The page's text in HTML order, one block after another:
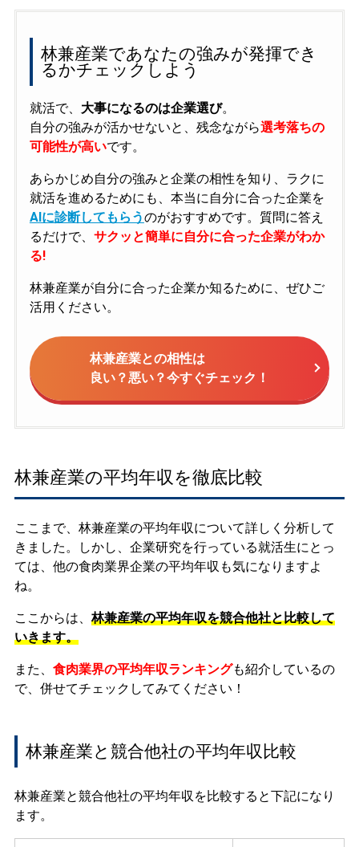
林兼産業であなたの強みが発揮でき
るかチェックしよう
就活で、 大事になるのは企業選び。
自分の強みが活かせないと、残念ながら選考落ちの
可能性が高いです。
あらかじめ自分の強みと企業の相性を知り、ラクに
就活を進めるためにも、本当に自分に合った企業を
AIに診断してもらうのがおすすめです。質問に答え
るだけで、 サクッと簡単に自分に合った企業がわか
る!
林兼産業が自分に合った企業か知るために、ぜひご
活用ください。
林兼産業との相性は
良い？悪い？今すぐチェック！
林兼産業の平均年収を徹底比較
ここまで、林兼産業の平均年収について詳しく分析して
きました。しかし、企業研究を行っている就活生にとっ
ては、他の食肉業界企業の平均年収も気になりますよ
ね。
ここからは、林兼産業の平均年収を競合他社と比較して
いきます。
また、 食肉業界の平均年収ランキングも紹介しているの
で、併せてチェックしてみてください！
林兼産業と競合他社の平均年収比較
林兼産業と競合他社の平均年収を比較すると下記になり
ます。